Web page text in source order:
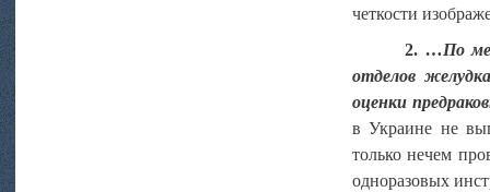
четкости
2. …По
отделов
оценки
в Украине не
только нечем
одноразовых